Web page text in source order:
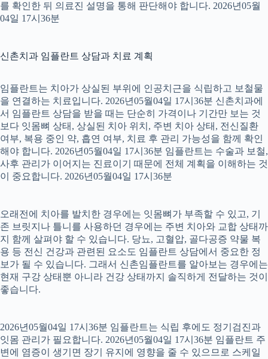
를 확인한 뒤 의료진 설명을 통해 판단해야 합니다. 2026년05월
04일 17시36분
신촌치과 임플란트 상담과 치료 계획
임플란트는 치아가 상실된 부위에 인공치근을 식립하고 보철물
을 연결하는 치료입니다. 2026년05월04일 17시36분 신촌치과에
서 임플란트 상담을 받을 때는 단순히 가격이나 기간만 보는 것
보다 잇몸뼈 상태, 상실된 치아 위치, 주변 치아 상태, 전신질환
여부, 복용 중인 약, 흡연 여부, 치료 후 관리 가능성을 함께 확인
해야 합니다. 2026년05월04일 17시36분 임플란트는 수술과 보철,
사후 관리가 이어지는 진료이기 때문에 전체 계획을 이해하는 것
이 중요합니다. 2026년05월04일 17시36분
오래전에 치아를 발치한 경우에는 잇몸뼈가 부족할 수 있고, 기
존 브릿지나 틀니를 사용하던 경우에는 주변 치아와 교합 상태까
지 함께 살펴야 할 수 있습니다. 당뇨, 고혈압, 골다공증 약물 복
용 등 전신 건강과 관련된 요소도 임플란트 상담에서 중요한 정
보가 될 수 있습니다. 그래서 신촌임플란트를 알아보는 경우에는
현재 구강 상태뿐 아니라 건강 상태까지 솔직하게 전달하는 것이
좋습니다.
2026년05월04일 17시36분 임플란트는 식립 후에도 정기검진과
잇몸 관리가 필요합니다. 2026년05월04일 17시36분 임플란트 주
변에 염증이 생기면 장기 유지에 영향을 줄 수 있으므로 스케일